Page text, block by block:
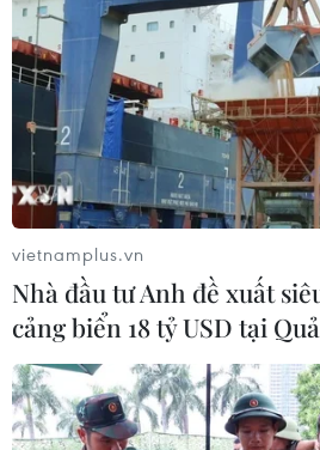
vietnamplus.vn
Nhà đầu tư Anh đề xuất
cảng biển 18 tỷ USD tại